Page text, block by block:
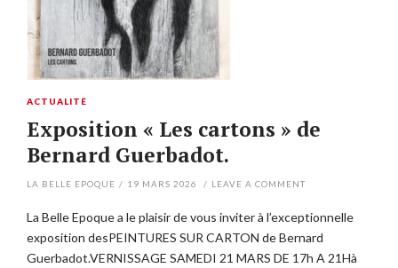
ACTUALITÉ
Exposition « Les cartons » de
Bernard Guerbadot.
LA BELLE EPOQUE / 19 MARS 2026 / LEAVE A COMMENT
La Belle Epoque a le plaisir de vous inviter à l’exceptionnelle
exposition desPEINTURES SUR CARTON de Bernard
Guerbadot.VERNISSAGE SAMEDI 21 MARS DE 17h A 21Hà